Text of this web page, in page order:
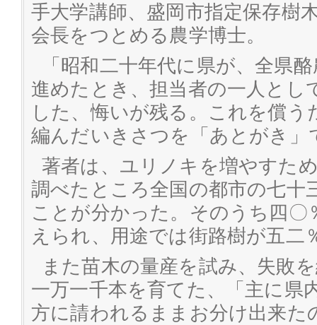
手大学講師、盛岡市指定保存樹
会長をつとめる農学博士。
「昭和二十年代に県が、全県
進めたとき、担当者の一人とし
した、悔いが残る。これを償
編んだいきさつを「あとがき」
著者は、ユリノキを増やすた
調べたところ全国の都市の七十
ことが分かった。そのうち四〇
えられ、用途では街路樹が五二
また苗木の量産を試み、失敗
一万一千本を育てた、「主に県
方に請われるままお分け出来た